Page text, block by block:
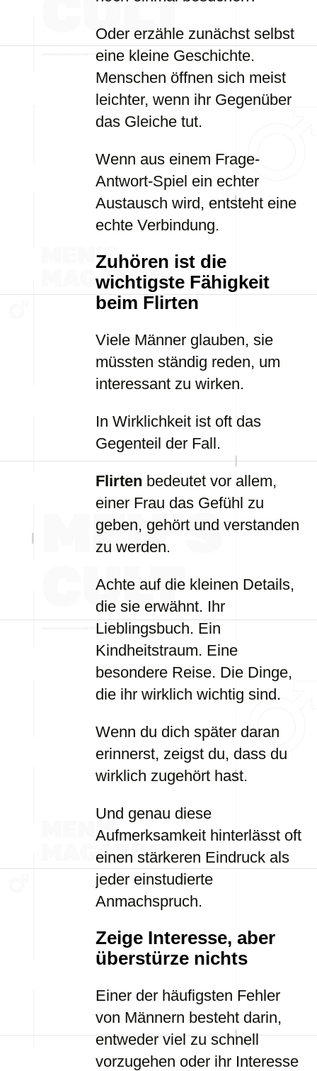
Oder erzähle zunächst selbst
eine kleine Geschichte.
Menschen öffnen sich meist
leichter, wenn ihr Gegenüber
das Gleiche tut.
Wenn aus einem Frage-
Antwort-Spiel ein echter
Austausch wird, entsteht eine
echte Verbindung.
Zuhören ist die
wichtigste Fähigkeit
beim Flirten
Viele Männer glauben, sie
müssten ständig reden, um
interessant zu wirken.
In Wirklichkeit ist oft das
Gegenteil der Fall.
Flirten bedeutet vor allem,
einer Frau das Gefühl zu
geben, gehört und verstanden
zu werden.
Achte auf die kleinen Details,
die sie erwähnt. Ihr
Lieblingsbuch. Ein
Kindheitstraum. Eine
besondere Reise. Die Dinge,
die ihr wirklich wichtig sind.
Wenn du dich später daran
erinnerst, zeigst du, dass du
wirklich zugehört hast.
Und genau diese
Aufmerksamkeit hinterlässt oft
einen stärkeren Eindruck als
jeder einstudierte
Anmachspruch.
Zeige Interesse, aber
überstürze nichts
Einer der häufigsten Fehler
von Männern besteht darin,
entweder viel zu schnell
vorzugehen oder ihr Interesse